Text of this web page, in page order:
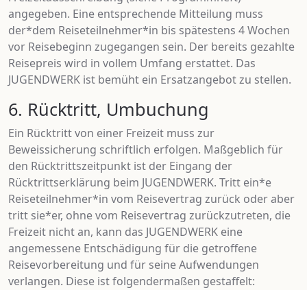
angegeben. Eine entsprechende Mitteilung muss
der*dem Reiseteilnehmer*in bis spätestens 4 Wochen
vor Reisebeginn zugegangen sein. Der bereits gezahlte
Reisepreis wird in vollem Umfang erstattet. Das
JUGENDWERK ist bemüht ein Ersatzangebot zu stellen.
6. Rücktritt, Umbuchung
Ein Rücktritt von einer Freizeit muss zur
Beweissicherung schriftlich erfolgen. Maßgeblich für
den Rücktrittszeitpunkt ist der Eingang der
Rücktrittserklärung beim JUGENDWERK. Tritt ein*e
Reiseteilnehmer*in vom Reisevertrag zurück oder aber
tritt sie*er, ohne vom Reisevertrag zurückzutreten, die
Freizeit nicht an, kann das JUGENDWERK eine
angemessene Entschädigung für die getroffene
Reisevorbereitung und für seine Aufwendungen
verlangen. Diese ist folgendermaßen gestaffelt: